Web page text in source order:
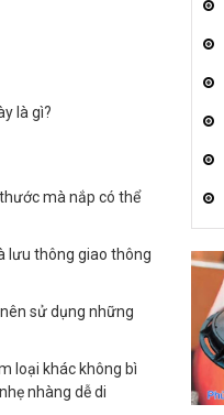
là gì?
mà nắp có thể
lưu thông giao thông
sử dụng những
loại khác không bì
nhàng dễ di